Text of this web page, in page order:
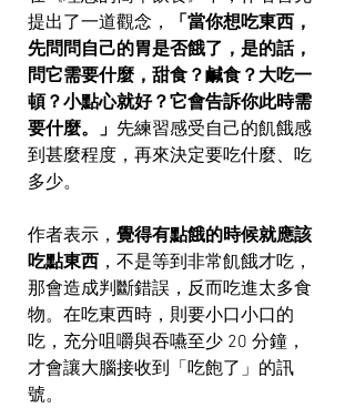
提出了一道觀念，
「當你想吃東西，
先問問自己的胃是否餓了，是的話，
問它需要什麼，甜食？鹹食？大吃一
頓？小點心就好？它會告訴你此時需
要什麼。」 先練習感受自己的飢餓感
到甚麼程度，再來決定要吃什麼、吃
多少。
作者表示， 覺得有點餓的時候就應該
吃點東西 ，不是等到非常飢餓才吃，
那會造成判斷錯誤，反而吃進太多食
物。在吃東西時，則要小口小口的
吃，充分咀嚼與吞嚥至少 20 分鐘，
才會讓大腦接收到「吃飽了」的訊
號。